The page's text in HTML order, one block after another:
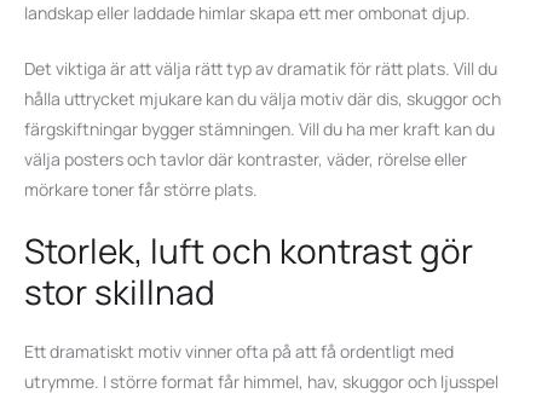
landskap eller laddade himlar skapa ett mer ombonat djup.
Det viktiga är att välja rätt typ av dramatik för rätt plats. Vill du
hålla uttrycket mjukare kan du välja motiv där dis, skuggor och
färgskiftningar bygger stämningen. Vill du ha mer kraft kan du
välja posters och tavlor där kontraster, väder, rörelse eller
mörkare toner får större plats.
Storlek, luft och kontrast gör
stor skillnad
Ett dramatiskt motiv vinner ofta på att få ordentligt med
utrymme. I större format får himmel, hav, skuggor och ljusspel